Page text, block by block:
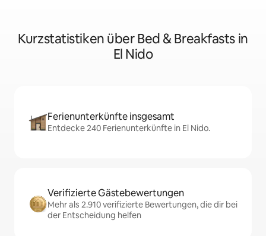
Kurzstatistiken über Bed & Breakfasts in
El Nido
Ferienunterkünfte insgesamt
Entdecke 240 Ferienunterkünfte in El Nido.
Verifizierte Gästebewertungen
Mehr als 2.910 verifizierte Bewertungen, die dir bei
der Entscheidung helfen